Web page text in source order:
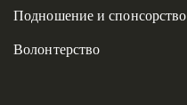
Подношение и спонсорство
Волонтерство